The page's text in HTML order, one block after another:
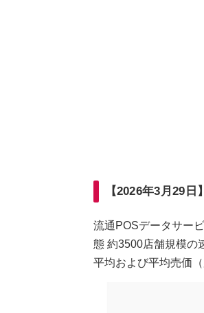
【2026年3月29
流通POSデータサー
態 約3500店舗規模の
平均および平均売価